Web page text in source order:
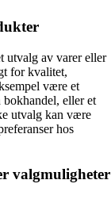
utvalg av varer eller
for kvalitet,
være et
eller et
utvalg kan være
hos
valgmuligheter